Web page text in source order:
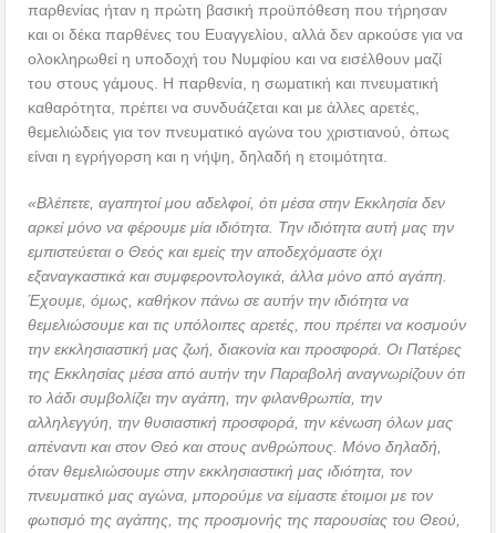
παρθενίας ήταν η πρώτη βασική προϋπόθεση που τήρησαν
και οι δέκα παρθένες του Ευαγγελίου, αλλά δεν αρκούσε για να
ολοκληρωθεί η υποδοχή του Νυμφίου και να εισέλθουν μαζί
του στους γάμους. Η παρθενία, η σωματική και πνευματική
καθαρότητα, πρέπει να συνδυάζεται και με άλλες αρετές,
θεμελιώδεις για τον πνευματικό αγώνα του χριστιανού, όπως
είναι η εγρήγορση και η νήψη, δηλαδή η ετοιμότητα.
«Βλέπετε, αγαπητοί μου αδελφοί, ότι μέσα στην Εκκλησία δεν
αρκεί μόνο να φέρουμε μία ιδιότητα. Την ιδιότητα αυτή μας την
εμπιστεύεται ο Θεός και εμείς την αποδεχόμαστε όχι
εξαναγκαστικά και συμφεροντολογικά, άλλα μόνο από αγάπη.
Έχουμε, όμως, καθήκον πάνω σε αυτήν την ιδιότητα να
θεμελιώσουμε και τις υπόλοιπες αρετές, που πρέπει να κοσμούν
την εκκλησιαστική μας ζωή, διακονία και προσφορά. Οι Πατέρες
της Εκκλησίας μέσα από αυτήν την Παραβολή αναγνωρίζουν ότι
το λάδι συμβολίζει την αγάπη, την φιλανθρωπία, την
αλληλεγγύη, την θυσιαστική προσφορά, την κένωση όλων μας
απέναντι και στον Θεό και στους ανθρώπους. Μόνο δηλαδή,
όταν θεμελιώσουμε στην εκκλησιαστική μας ιδιότητα, τον
πνευματικό μας αγώνα, μπορούμε να είμαστε έτοιμοι με τον
φωτισμό της αγάπης, της προσμονής της παρουσίας του Θεού,